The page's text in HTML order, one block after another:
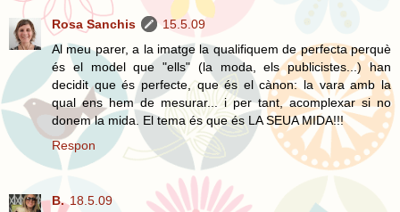
Rosa Sanchis
15.5.09
Al meu parer, a la imatge la qualifiquem de perfecta perquè
és el model que "ells" (la moda, els publicistes...) han
decidit que és perfecte, que és el cànon: la vara amb la
qual ens hem de mesurar... i per tant, acomplexar si no
donem la mida. El tema és que és LA SEUA MIDA!!!
Respon
B. 18.5.09